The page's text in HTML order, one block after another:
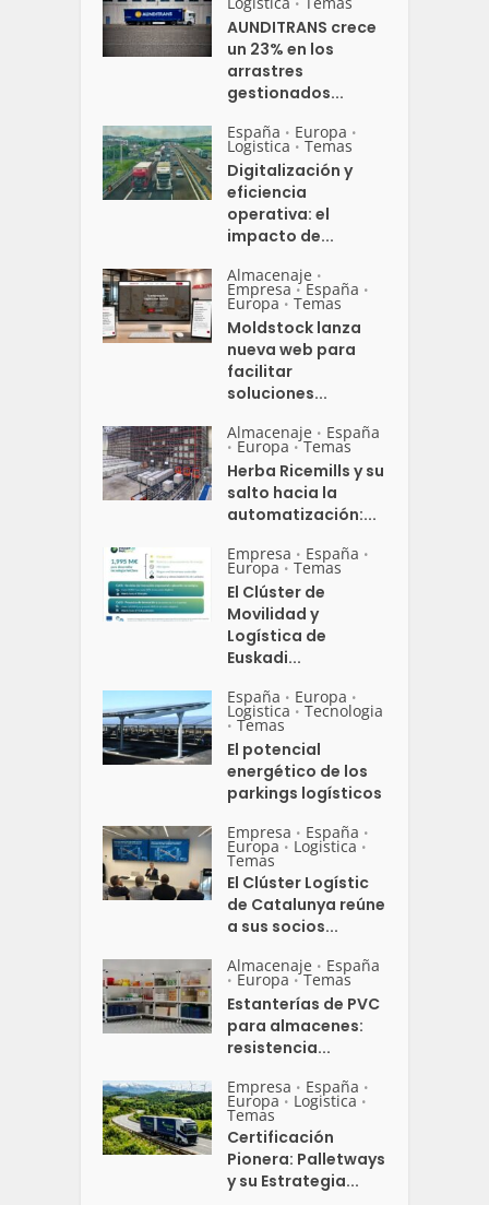
AUNDITRANS crece
un 23% en los
arrastres
gestionados...
España • Europa •
Logistica • Temas
Digitalización y
eficiencia
operativa: el
impacto de...
Almacenaje •
Empresa • España •
Europa • Temas
Moldstock lanza
nueva web para
facilitar
soluciones...
Almacenaje • España
• Europa • Temas
Herba Ricemills y su
salto hacia la
automatización:...
Empresa • España •
Europa • Temas
El Clúster de
Movilidad y
Logística de
Euskadi...
España • Europa •
Logistica • Tecnologia
• Temas
El potencial
energético de los
parkings logísticos
Empresa • España •
Europa • Logistica •
Temas
El Clúster Logístic
de Catalunya reúne
a sus socios...
Almacenaje • España
• Europa • Temas
Estanterías de PVC
para almacenes:
resistencia...
Empresa • España •
Europa • Logistica •
Temas
Certificación
Pionera: Palletways
y su Estrategia...